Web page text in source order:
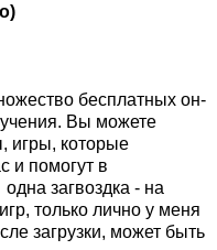
бесплатных он-
Вы можете
игры, которые
и помогут в
загвоздка - на
только лично у меня
загрузки, может быть